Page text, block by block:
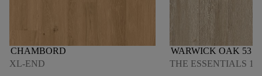
CHAMBORD
XL-END
WARWICK OAK 53
THE ESSENTIALS